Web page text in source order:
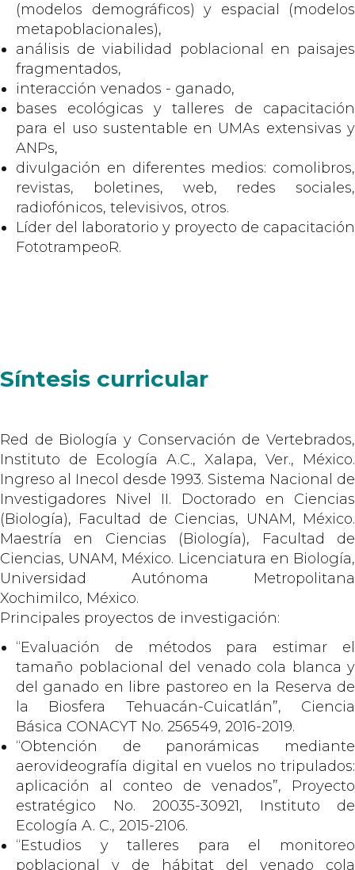
(modelos demográficos) y espacial (modelos
metapoblacionales),
análisis de viabilidad poblacional en paisajes
fragmentados,
interacción venados - ganado,
bases ecológicas y talleres de capacitación
para el uso sustentable en UMAs extensivas y
ANPs,
divulgación en diferentes medios: comolibros,
revistas, boletines, web, redes sociales,
radiofónicos, televisivos, otros.
Líder del laboratorio y proyecto de capacitación
FototrampeoR.
Síntesis curricular
Red de Biología y Conservación de Vertebrados,
Instituto de Ecología A.C., Xalapa, Ver., México.
Ingreso al Inecol desde 1993. Sistema Nacional de
Investigadores Nivel II. Doctorado en Ciencias
(Biología), Facultad de Ciencias, UNAM, México.
Maestría en Ciencias (Biología), Facultad de
Ciencias, UNAM, México. Licenciatura en Biología,
Universidad Autónoma Metropolitana
Xochimilco, México.
Principales proyectos de investigación:
“Evaluación de métodos para estimar el
tamaño poblacional del venado cola blanca y
del ganado en libre pastoreo en la Reserva de
la Biosfera Tehuacán-Cuicatlán”, Ciencia
Básica CONACYT No. 256549, 2016-2019.
“Obtención de panorámicas mediante
aerovideografía digital en vuelos no tripulados:
aplicación al conteo de venados”, Proyecto
estratégico No. 20035-30921, Instituto de
Ecología A. C., 2015-2106.
“Estudios y talleres para el monitoreo
poblacional y de hábitat del venado cola